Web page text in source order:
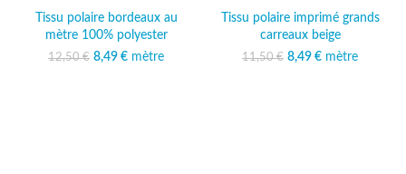
Tissu polaire bordeaux au
mètre 100% polyester
12,50€ Le prix initial était :
8,49 €
Le prix
mètre
Tissu polaire imprimé grands
carreaux beige
11,50€ Le prix initial était :
8,49 €
Le prix
mètre